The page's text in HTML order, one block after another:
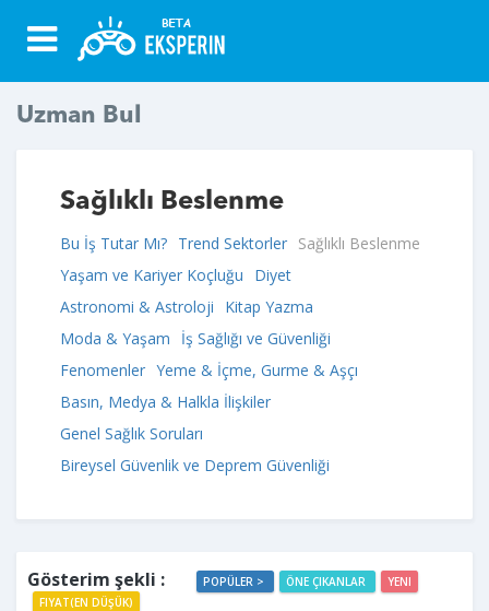
Uzman Bul
Sağlıklı Beslenme
Bu İş Tutar Mı? Trend Sektorler Sağlıklı Beslenme
Yaşam ve Kariyer Koçluğu
Diyet
Astronomi & Astroloji
Kitap Yazma
Moda & Yaşam
İş Sağlığı ve Güvenliği
Fenomenler Yeme & İçme, Gurme & Aşçı
Basın, Medya & Halkla İlişkiler
Genel Sağlık Soruları
Bireysel Güvenlik ve Deprem Güvenliği
Gösterim şekli : POPÜLER > ÖNE ÇIKANLAR
YENI
FIYAT(EN DÜŞÜK)